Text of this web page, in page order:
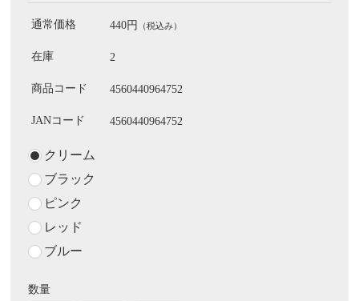
通常価格 440円 （税込み）
在庫 2
商品コード 4560440964752
JANコード 4560440964752
クリーム
ブラック
ピンク
レッド
ブルー
数量